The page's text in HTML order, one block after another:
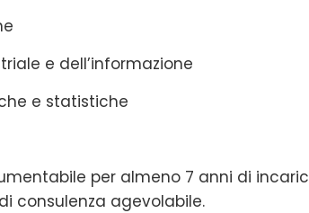
e dell’informazione
e statistiche
per almeno 7 anni di
consulenza agevolabile.